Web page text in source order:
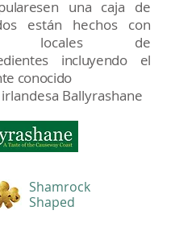
en una caja de
están hechos con
locales de
incluyendo el
conocido
Ballyrashane
Shamrock
Shaped